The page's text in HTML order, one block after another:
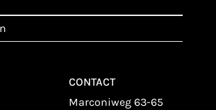
CONTACT
Marconiweg 63-65